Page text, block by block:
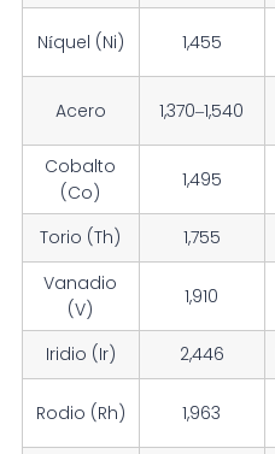
Níquel (Ni) 1,455
Acero 1,370–1,540
Cobalto
(Co)
1,495
Torio (Th)
1,755
Vanadio
(V)
1,910
Iridio (Ir)
2,446
Rodio (Rh) 1,963